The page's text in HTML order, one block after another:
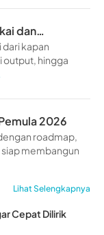
dan
dari kapan
output, hingga
2026
roadmap,
siap membangun
Lihat Selengkapnya
Cepat Dilirik